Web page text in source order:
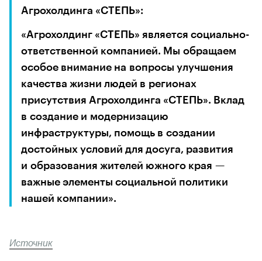
Агрохолдинга «СТЕПЬ»:
«Агрохолдинг «СТЕПЬ» является социально-
ответственной компанией. Мы обращаем
особое внимание на вопросы улучшения
качества жизни людей в регионах
присутствия Агрохолдинга «СТЕПЬ». Вклад
в создание и модернизацию
инфраструктуры, помощь в создании
достойных условий для досуга, развития
и образования жителей южного края —
важные элементы социальной политики
нашей компании».
Источник